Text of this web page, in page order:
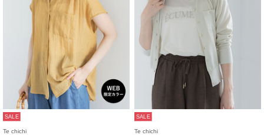
SALE
Te chichi
SALE
Te chichi